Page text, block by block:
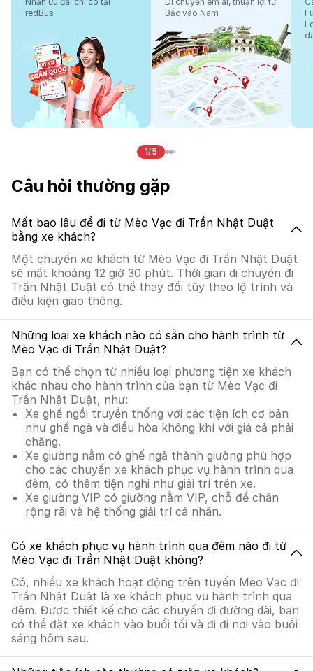
redBus
Bắc vào Nam
1/5
Câu hỏi thường gặp
Mất bao lâu để đi từ Mèo Vạc đi Trần Nhật Duật
bằng xe khách?
Một chuyến xe khách từ Mèo Vạc đi Trần Nhật Duật
sẽ mất khoảng 12 giờ 30 phút. Thời gian di chuyển đi
Trần Nhật Duật có thể thay đổi tùy theo lộ trình và
điều kiện giao thông.
Những loại xe khách nào có sẵn cho hành trình từ
Mèo Vạc đi Trần Nhật Duật?
Bạn có thể chọn từ nhiều loại phương tiện xe khách
khác nhau cho hành trình của bạn từ Mèo Vạc đi
Trần Nhật Duật, như:
Xe ghế ngồi truyền thống với các tiện ích cơ bản
như ghế ngả và điều hòa không khí với giá cả phải
chăng.
Xe giường nằm có ghế ngả thành giường phù hợp
cho các chuyến xe khách phục vụ hành trình qua
đêm, có thêm tiện nghi như giải trí trên xe.
Xe giường VIP có giường nằm VIP, chỗ để chân
rộng rãi và hệ thống giải trí cá nhân.
Có xe khách phục vụ hành trình qua đêm nào đi từ
Mèo Vạc đi Trần Nhật Duật không?
Có, nhiều xe khách hoạt động trên tuyến Mèo Vạc đi
Trần Nhật Duật là xe khách phục vụ hành trình qua
đêm. Được thiết kế cho các chuyến đi đường dài, bạn
có thể đặt xe khách vào buổi tối và đi đi nơi vào buổi
sáng hôm sau.